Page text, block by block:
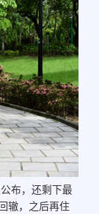
布，还剩下最
辙，之后再住